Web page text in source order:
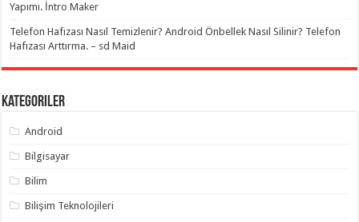
Yapımı. İntro Maker
Telefon Hafızası Nasıl Temizlenir? Android Önbellek Nasıl Silinir? Telefon
Hafızası Arttırma. – sd Maid
Kategoriler
Android
Bilgisayar
Bilim
Bilişim Teknolojileri